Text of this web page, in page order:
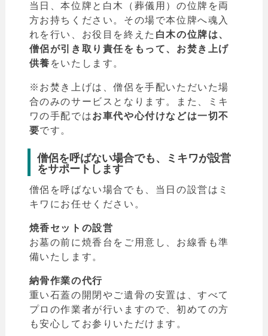
当日、本位牌と白木（葬儀用）の位牌を両
方お持ちください。その場で本位牌へ魂入
れを行い、お役目を終えた 白木の位牌は、
僧侶が引き取り責任をもって、 お焚き上げ
供養 をいたします。
※お焚き上げは、僧侶を手配いただいた場
合のみのサービスとなります。また、ミキ
ワの手配ではお車代や心付けなどは一切不
要です。
僧侶を呼ばない場合でも、ミキワが設営
をサポートします
僧侶を呼ばない場合でも、当日の設営はミ
キワにお任せください。
焼香セットの設営
お墓の前に焼香台をご用意し、お線香も準
備いたします。
納骨作業の代行
重い石蓋の開閉やご遺骨の安置は、すべて
プロの作業者が行いますので、初めての方
も安心してお参りいただけます。